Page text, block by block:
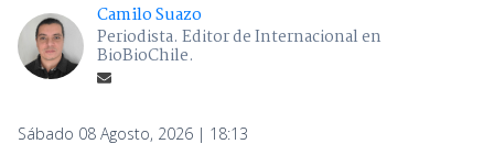
Camilo Suazo
Periodista. Editor de Internacional en
BioBioChile.
Sábado 08 Agosto, 2026 | 18:13